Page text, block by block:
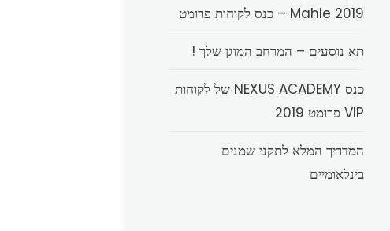
Mahle 2019 – כנס לקוחות פרומט
תא נוסעים – המרחב המוגן שלך !
כנס NEXUS ACADEMY של לקוחות
VIP פרומט 2019
המדריך המלא לתקני שמנים
בינלאומיים